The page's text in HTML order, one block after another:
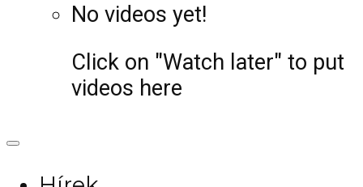
No videos yet!
Click on "Watch later" to put
videos here